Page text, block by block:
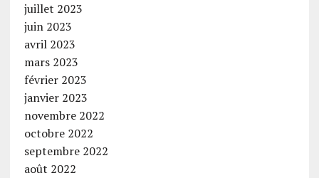
juillet 2023
juin 2023
avril 2023
mars 2023
février 2023
janvier 2023
novembre 2022
octobre 2022
septembre 2022
août 2022